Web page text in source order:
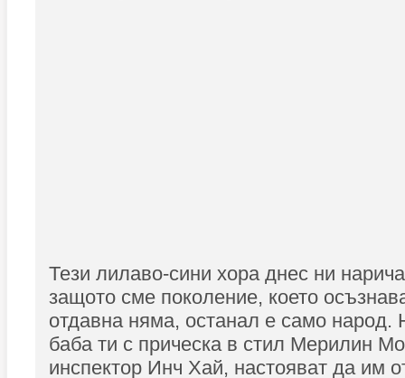
Тези лилаво-сини хора днес ни
защото сме поколение, което
отдавна няма, останал е само народ.
баба ти с прическа в стил Мерилин
инспектор Инч Хай, настояват да им